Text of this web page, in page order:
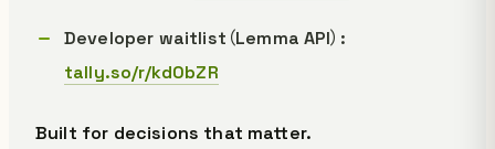
Developer waitlist（Lemma API）:
tally.so/r/kd0bZR
Built for decisions that matter.